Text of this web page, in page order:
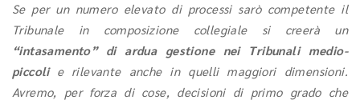
Se per un numero elevato di processi sarò competente il
Tribunale in composizione collegiale si creerà un
“intasamento” di ardua gestione nei Tribunali medio-
piccoli e rilevante anche in quelli maggiori dimensioni.
Avremo, per forza di cose, decisioni di primo grado che